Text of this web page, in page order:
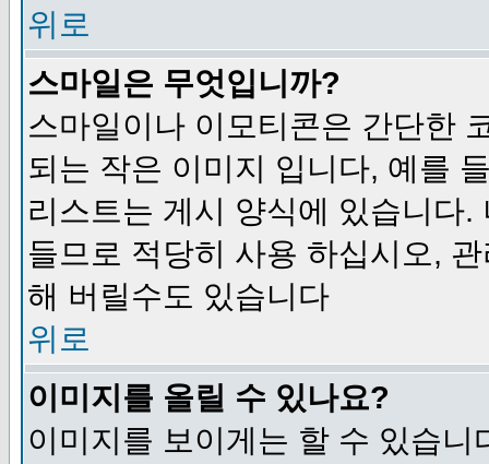
위로
스마일은 무엇입니까?
스마일이나 이모티콘은 간단한
되는 작은 이미지 입니다, 예를
리스트는 게시 양식에 있습니다
들므로 적당히 사용 하십시오,
해 버릴수도 있습니다
위로
이미지를 올릴 수 있나요?
이미지를 보이게는 할 수 있습